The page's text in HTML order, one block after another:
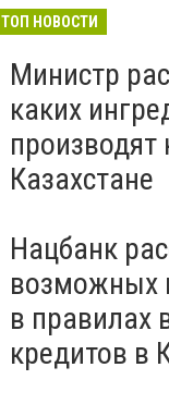
ТОП НОВОСТИ
Министр
каких
производят
Казахстане
Нацбанк
возможных
в правилах
кредитов в